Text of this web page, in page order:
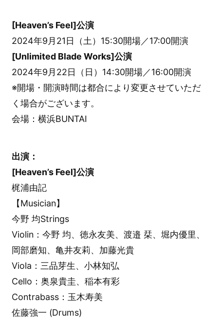
[Heaven’s Feel]公演
2024年9月21日（土）15:30開場／17:00開演
[Unlimited Blade Works]公演
2024年9月22日（日）14:30開場／16:00開演
※開場・開演時間は都合により変更させていただ
く場合がございます。
会場：横浜BUNTAI
出演：
[Heaven’s Feel]公演
梶浦由記
【Musician】
今野 均Strings
Violin：今野 均、徳永友美、渡邉 栞、堀内優里、
岡部磨知、⻲井友莉、加藤光貴
Viola：三品芽生、小林知弘
Cello：奥泉貴圭、稲本有彩
Contrabass：玉木寿美
佐藤強一 (Drums)